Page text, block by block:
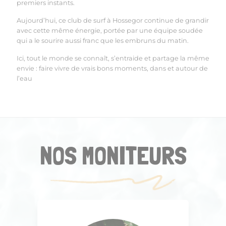
premiers instants.
Aujourd’hui, ce club de surf à Hossegor continue de grandir
avec cette même énergie, portée par une équipe soudée
qui a le sourire aussi franc que les embruns du matin.
Ici, tout le monde se connaît, s’entraide et partage la même
envie : faire vivre de vrais bons moments, dans et autour de
l’eau
NOS MONITEURS